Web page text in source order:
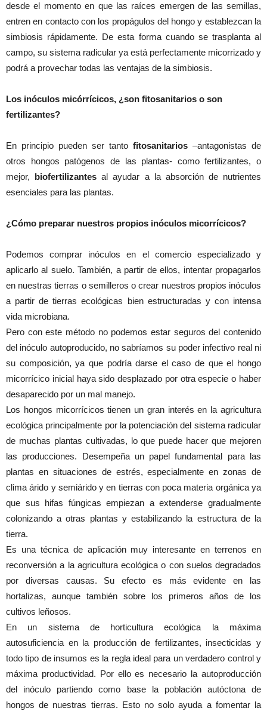
desde el momento en que las raíces emergen de las semillas,
entren en contacto con los propágulos del hongo y establezcan la
simbiosis rápidamente. De esta forma cuando se trasplanta al
campo, su sistema radicular ya está perfectamente micorrizado y
podrá a provechar todas las ventajas de la simbiosis.
Los inóculos micórrícicos, ¿son fitosanitarios o son
fertilizantes?
En principio pueden ser tanto fitosanitarios –antagonistas de
otros hongos patógenos de las plantas- como fertilizantes, o
mejor, biofertilizantesal ayudar a la absorción de nutrientes
esenciales para las plantas.
¿Cómo preparar nuestros propios inóculos micorrícicos?
Podemos comprar inóculos en el comercio especializado y
aplicarlo al suelo. También, a partir de ellos, intentar propagarlos
en nuestras tierras o semilleros o crear nuestros propios inóculos
a partir de tierras ecológicas bien estructuradas y con intensa
vida microbiana.
Pero con este método no podemos estar seguros del contenido
del inóculo autoproducido, no sabríamos su poder infectivo real ni
su composición, ya que podría darse el caso de que el hongo
micorrícico inicial haya sido desplazado por otra especie o haber
desaparecido por un mal manejo.
Los hongos micorrícicos tienen un gran interés en la agricultura
ecológica principalmente por la potenciación del sistema radicular
de muchas plantas cultivadas, lo que puede hacer que mejoren
las producciones. Desempeña un papel fundamental para las
plantas en situaciones de estrés, especialmente en zonas de
clima árido y semiárido y en tierras con poca materia orgánica ya
que sus hifas fúngicas empiezan a extenderse gradualmente
colonizando a otras plantas y estabilizando la estructura de la
tierra.
Es una técnica de aplicación muy interesante en terrenos en
reconversión a la agricultura ecológica o con suelos degradados
por diversas causas. Su efecto es más evidente en las
hortalizas, aunque también sobre los primeros años de los
cultivos leñosos.
En un sistema de horticultura ecológica la máxima
autosuficiencia en la producción de fertilizantes, insecticidas y
todo tipo de insumos es la regla ideal para un verdadero control y
máxima productividad. Por ello es necesario la autoproducción
del inóculo partiendo como base la población autóctona de
hongos de nuestras tierras. Esto no solo ayuda a fomentar la